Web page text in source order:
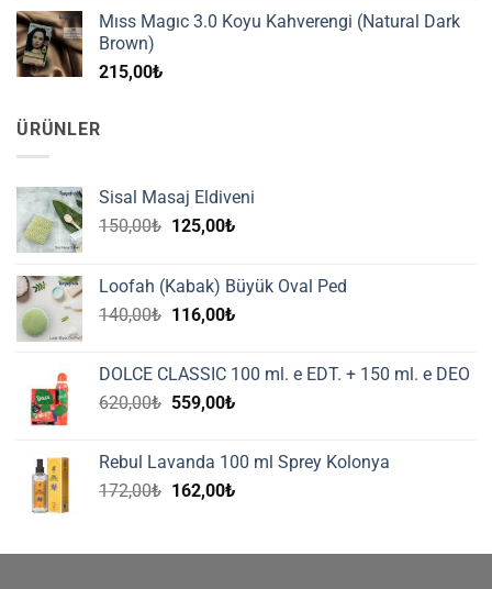
200,00₺.
Mıss Magıc 3.0 Koyu Kahverengi (Natural Dark
Brown)
215,00₺
ÜRÜNLER
Sisal Masaj Eldiveni
150,00₺ Orijinal
125,00₺Şu
125,00₺.
Loofah (Kabak) Büyük Oval Ped
140,00₺ Orijinal
116,00₺Şu
116,00₺.
DOLCE CLASSIC 100 ml. e EDT. + 150 ml. e DEO
620,00₺ Orijinal
559,00₺Şu
559,00₺.
Rebul Lavanda 100 ml Sprey Kolonya
172,00₺ Orijinal
162,00₺Şu
162,00₺.